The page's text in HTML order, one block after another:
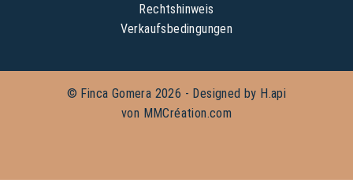
Rechtshinweis
Verkaufsbedingungen
© Finca Gomera 2026 - Designed by H.api
von MMCréation.com